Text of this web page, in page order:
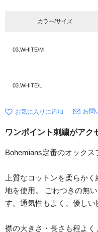
カラー/サイズ
03.WHITE/M
03.WHITE/L
お問
ワンポイント刺繍がアク
Bohemians定番のオックス
上質なコットンを柔らか
地を使用。 ごわつきの無
す。通気性もよく、優しい
襟の大きさ・長さも程よ